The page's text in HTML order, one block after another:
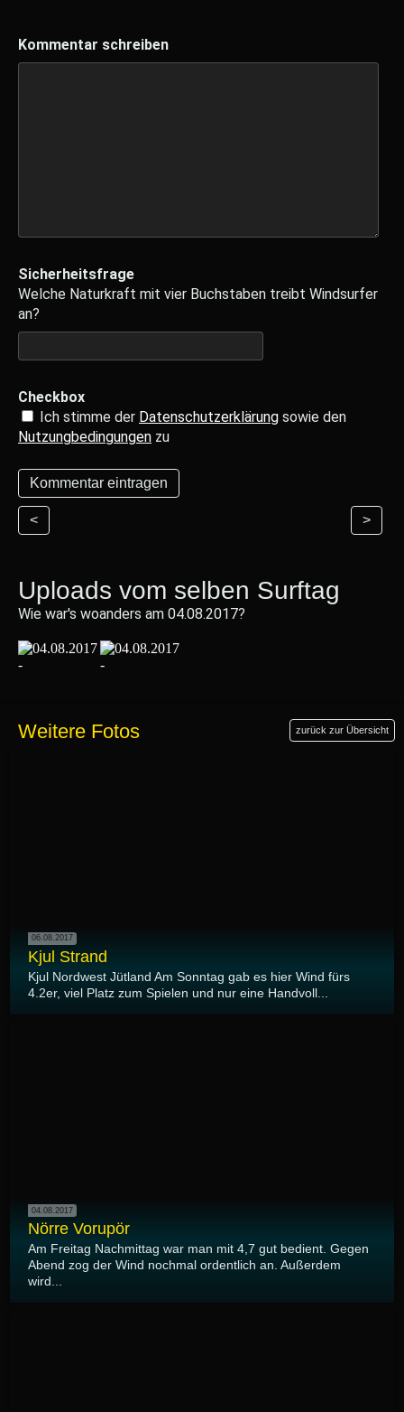
Kommentar schreiben
Sicherheitsfrage
Welche Naturkraft mit vier Buchstaben treibt Windsurfer
an?
Checkbox
Ich stimme der Datenschutzerklärung sowie den
Nutzungbedingungen zu
< >
Uploads vom selben Surftag
Wie war's woanders am 04.08.2017?
Weitere Fotos zurück zur Übersicht
06.08.2017
Kjul Strand
Kjul Nordwest Jütland Am Sonntag gab es hier Wind fürs
4.2er, viel Platz zum Spielen und nur eine Handvoll...
04.08.2017
Nörre Vorupör
Am Freitag Nachmittag war man mit 4,7 gut bedient. Gegen
Abend zog der Wind nochmal ordentlich an. Außerdem
wird...